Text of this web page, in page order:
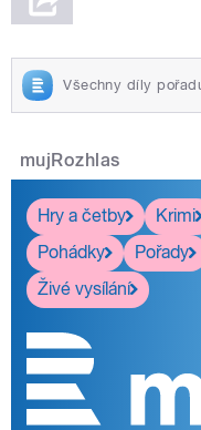
Všechny díly
mujRozhlas
Hry a četby
Krimi
Pohádky
Pořady
Živé vysílání